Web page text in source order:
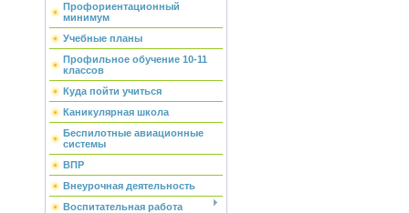
Профориентационный
минимум
Учебные планы
Профильное обучение 10-11
классов
Куда пойти учиться
Каникулярная школа
Беспилотные авиационные
системы
ВПР
Внеурочная деятельность
Воспитательная работа